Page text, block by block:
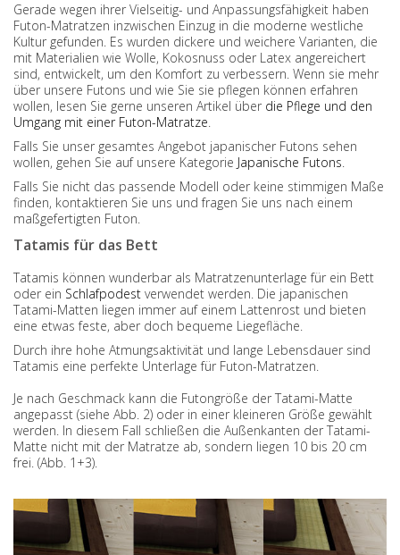
Gerade wegen ihrer Vielseitig- und Anpassungsfähigkeit haben
Futon-Matratzen inzwischen Einzug in die moderne westliche
Kultur gefunden. Es wurden dickere und weichere Varianten, die
mit Materialien wie Wolle, Kokosnuss oder Latex angereichert
sind, entwickelt, um den Komfort zu verbessern. Wenn sie mehr
über unsere Futons und wie Sie sie pflegen können erfahren
wollen, lesen Sie gerne unseren Artikel über die Pflege und den
Umgang mit einer Futon-Matratze.
Falls Sie unser gesamtes Angebot japanischer Futons sehen
wollen, gehen Sie auf unsere Kategorie Japanische Futons.
Falls Sie nicht das passende Modell oder keine stimmigen Maße
finden, kontaktieren Sie uns und fragen Sie uns nach einem
maßgefertigten Futon.
Tatamis für das Bett
Tatamis können wunderbar als Matratzenunterlage für ein Bett
oder ein Schlafpodest verwendet werden. Die japanischen
Tatami-Matten liegen immer auf einem Lattenrost und bieten
eine etwas feste, aber doch bequeme Liegefläche.
Durch ihre hohe Atmungsaktivität und lange Lebensdauer sind
Tatamis eine perfekte Unterlage für Futon-Matratzen.
Je nach Geschmack kann die Futongröße der Tatami-Matte
angepasst (siehe Abb. 2) oder in einer kleineren Größe gewählt
werden. In diesem Fall schließen die Außenkanten der Tatami-
Matte nicht mit der Matratze ab, sondern liegen 10 bis 20 cm
frei. (Abb. 1+3).